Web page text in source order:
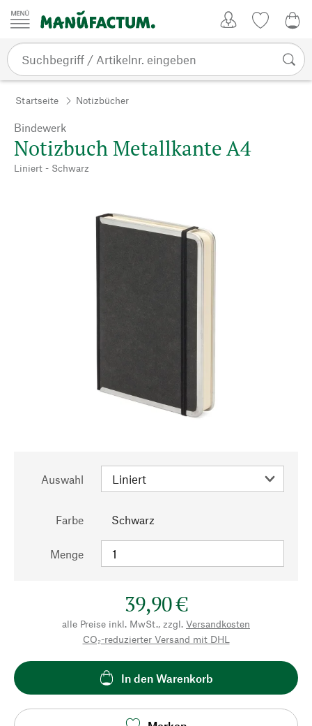
Zum Inhalt springen
Startseite Notizbücher
Bindewerk
Notizbuch Metallkante A4
Liniert - Schwarz
Auswahl
Farbe Schwarz
Menge
39,90 €
alle Preise inkl. MwSt., zzgl. Versandkosten
CO₂-reduzierter Versand mit DHL
In den Warenkorb